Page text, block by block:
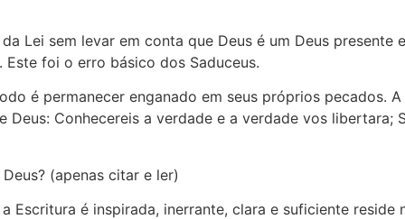
Lei sem levar em conta que Deus é um Deus presente
foi o erro básico dos Saduceus.
é permanecer enganado em seus próprios pecados.
Conhecereis a verdade e a verdade vos libertara;
(apenas citar e ler)
Escritura é inspirada, inerrante, clara e suficiente